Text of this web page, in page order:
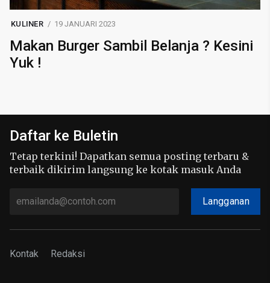
KULINER 19 JANUARI 2023
Makan Burger Sambil Belanja ? Kesini
Yuk !
Daftar ke Buletin
Tetap terkini! Dapatkan semua posting terbaru &
terbaik dikirim langsung ke kotak masuk Anda
Langganan
Kontak Redaksi